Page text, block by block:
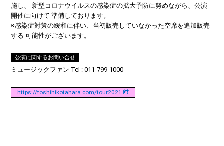
施し、 新型コロナウイルスの感染症の拡大予防に努めながら、公演
開催に向けて 準備しております。
※感染症対策の緩和に伴い、当初販売していなかった空席を追加販売
する 可能性がございます。
公演に関するお問い合せ
ミュージックファン Tel : 011-799-1000
https://toshihikotahara.com/tour2021